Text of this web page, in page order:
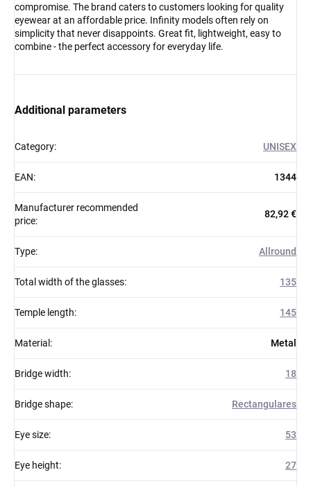
compromise. The brand caters to customers looking for quality
eyewear at an affordable price. Infinity models often rely on
simplicity that never disappoints. Great fit, lightweight, easy to
combine - the perfect accessory for everyday life.
Additional parameters
Category: UNISEX
EAN: 1344
Manufacturer recommended
price:
82,92 €
Type: Allround
Total width of the glasses: 135
Temple length: 145
Material : Metal
Bridge width: 18
Bridge shape: Rectangulares
Eye size: 53
Eye height: 27